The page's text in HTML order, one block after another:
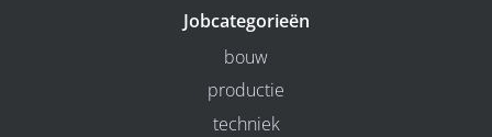
Jobcategorieën
bouw
productie
techniek